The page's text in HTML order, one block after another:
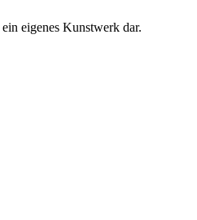
eigenes Kunstwerk dar.